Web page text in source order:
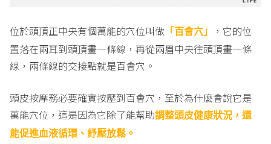
位於頭頂正中央有個萬能的穴位叫做 「百會穴」
，它的位
置落在兩耳到頭頂畫一條線，再從兩眉中央往頭頂畫一條
線，兩條線的交接點就是百會穴。
頭皮按摩務必要確實按壓到百會穴，至於為什麼會說它是
萬能穴位，這是因為它除了能幫助調整頭皮健康狀況，還
能促進血液循環、紓壓放鬆。